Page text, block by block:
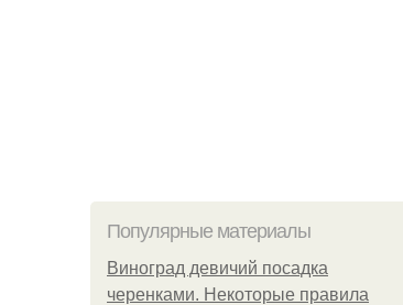
Популярные материалы
Виноград девичий посадка
черенками. Некоторые правила